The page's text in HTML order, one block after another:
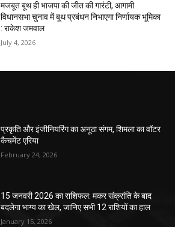
मजबूत बूथ ही भाजपा की जीत की गारंटी, आगामी
विधानसभा चुनाव में बूथ प्रबंधन निभाएगा निर्णायक भूमिका
: राकेश जमवाल
July 4, 2026
प्रकृति और इंजीनियरिंग का अनूठा संगम, शिमला का वॉटर
कैचमेंट एरिया
February 24, 2026
15 जनवरी 2026 का राशिफल: मकर संक्रांति के बाद
बदलेगा भाग्य का खेल, जानिए सभी 12 राशियों का हाल
January 15, 2026